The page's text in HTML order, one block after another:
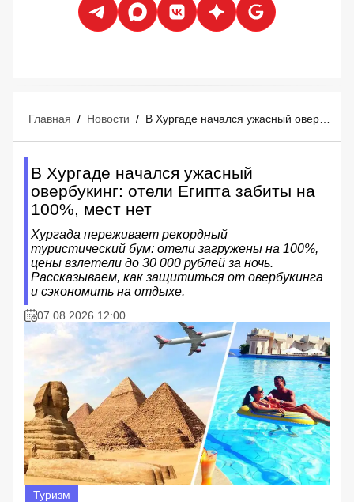
Главная / Новости /
В Хургаде начался ужасный
овербукинг: отели Египта забиты на
100%, мест нет
Хургада переживает рекордный
туристический бум: отели загружены на 100%,
цены взлетели до 30 000 рублей за ночь.
Рассказываем, как защититься от овербукинга
и сэкономить на отдыхе.
07.08.2026 12:00
Туризм